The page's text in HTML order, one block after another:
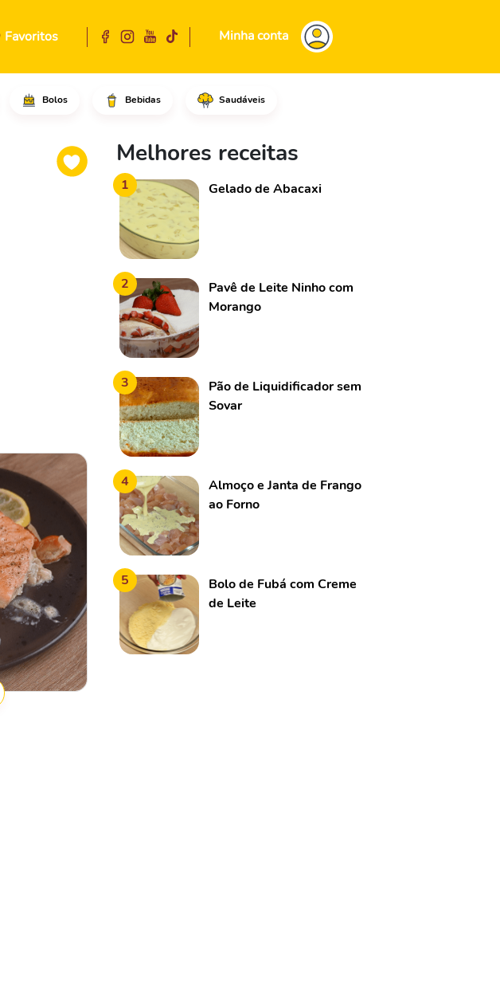
Favoritos Minha conta
Bolos Bebidas Saudáveis
o salmão ou em uma tigela
Melhores receitas
1 Gelado de Abacaxi
2
Pavê de Leite Ninho com
Morango
3
Pão de Liquidificador sem
Sovar
4
Almoço e Janta de Frango
ao Forno
5
Bolo de Fubá com Creme
de Leite